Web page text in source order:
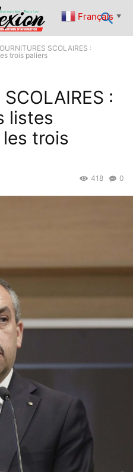
SCOLAIRES :
trois paliers
:
listes
trois
0
418
Français ▼